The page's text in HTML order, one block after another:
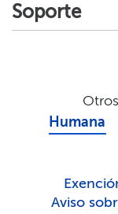
Soporte​​
Humana​​
Aviso